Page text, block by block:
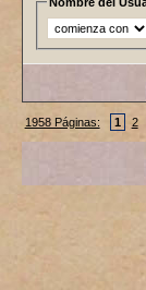
1958 Páginas: 1 2